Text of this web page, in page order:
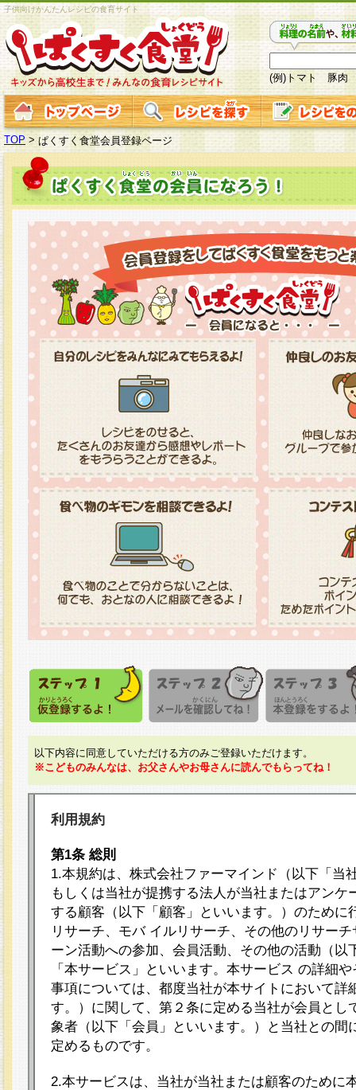
子供向けかんたんレシピの食育サイト
(例)トマト 豚肉
TOP > ぱくすく食堂会員登録ページ
以下内容に同意していただける方のみご登録いただけます。
※こどものみんなは、お父さんやお母さんに読んでもらってね！
利用規約
第1条 総則
1.本規約は、株式会社ファーマインド（以下「当
もしくは当社が提携する法人が当社またはアンケ
する顧客（以下「顧客」といいます。）のために
リサーチ、モバ イルリサーチ、その他のリサー
ーン活動への参加、会員活動、その他の活動（以
「本サービス」といいます。本サービス の詳細
事項については、都度当社が本サイトにおいて詳
す。）に関して、第２条に定める当社が会員とし
象者（以下「会員」といいます。）と当社との間
定めるものです。
2.本サービスは、当社が当社または顧客のために